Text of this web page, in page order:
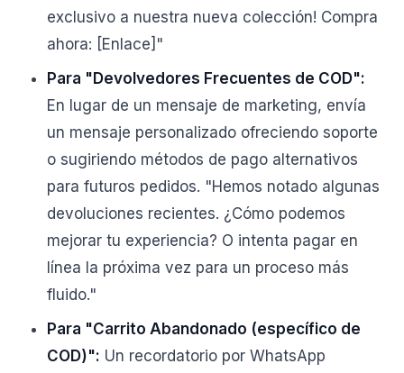
exclusivo a nuestra nueva colección! Compra
ahora: [Enlace]"
Para "Devolvedores Frecuentes de COD":
En lugar de un mensaje de marketing, envía
un mensaje personalizado ofreciendo soporte
o sugiriendo métodos de pago alternativos
para futuros pedidos. "Hemos notado algunas
devoluciones recientes. ¿Cómo podemos
mejorar tu experiencia? O intenta pagar en
línea la próxima vez para un proceso más
fluido."
Para "Carrito Abandonado (específico de
COD)": Un recordatorio por WhatsApp